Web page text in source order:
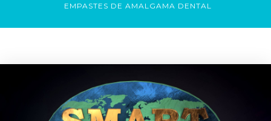
EMPASTES DE AMALGAMA DENTAL